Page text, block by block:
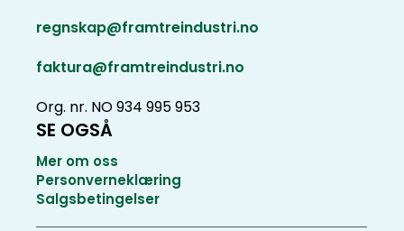
regnskap@framtreindustri.no
faktura@framtreindustri.no
Org. nr. NO 934 995 953
SE OGSÅ
Mer om oss
Personverneklæring
Salgsbetingelser